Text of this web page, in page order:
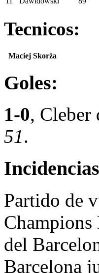
Tecnicos:
Maciej Skorża
Goles:
1-0, Cleber
51.
Partido de
Champions
del
Barcelona